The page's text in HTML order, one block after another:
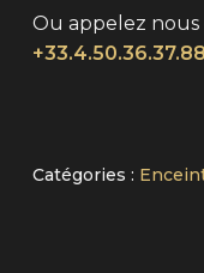
Ou appelez
+33.4.50.36.37.88
Catégories :